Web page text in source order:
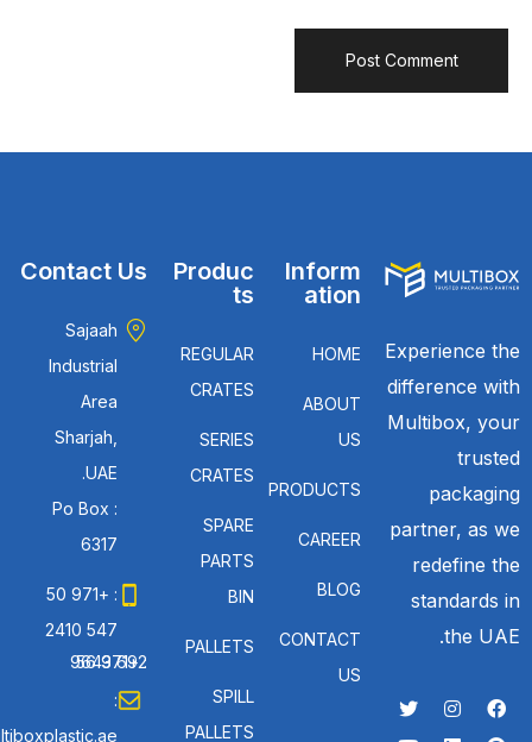
Experience the
difference with
Multibox, your
trusted
packaging
partner, as we
redefine the
standards in
the UAE.
Inform
ation
HOME
ABOUT
US
PRODUCTS
CAREER
BLOG
CONTACT
US
Produc
ts
REGULAR
CRATES
SERIES
CRATES
SPARE
PARTS
BIN
PALLETS
SPILL
PALLETS
Contact Us
Sajaah
Industrial
Area
Sharjah,
UAE.
Po Box :
6317
: +971 50
547 2410
: +971 56 692 9643
: